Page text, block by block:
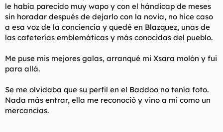
le había parecido muy wapo y con el hándicap de meses
sin horadar después de dejarlo con la novia, no hice caso
a esa voz de la conciencia y quedé en Blazquez, unas de
las cafeterías emblemáticas y más conocidas del pueblo.
Me puse mis mejores galas, arranqué mi Xsara molón y fui
para allá.
Se me olvidaba que su perfil en el Baddoo no tenía foto.
Nada más entrar, ella me reconoció y vino a mi como un
mercancías.